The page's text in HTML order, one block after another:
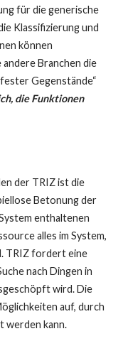
für die generische
Klassifizierung und
können
Branchen die
Gegenstände“
die Funktionen
der TRIZ ist die
Betonung der
enthaltenen
alles im System,
TRIZ fordert eine
nach Dingen in
wird. Die
auf, durch
werden kann.